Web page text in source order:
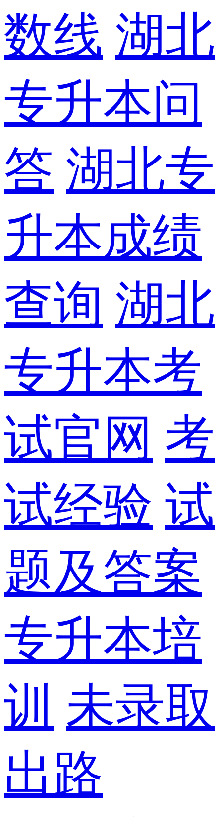
数线 湖北
专升本问
答 湖北专
升本成绩
查询 湖北
专升本考
试官网 考
试经验 试
题及答案
专升本培
训 未录取
出路